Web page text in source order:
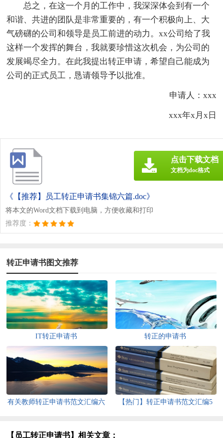
总之，在这一个月的工作中，我深深体会到有一个
和谐、共进的团队是非常重要的，有一个积极向上、大
气磅礴的公司和领导是员工前进的动力。xx公司给了我
这样一个发挥的舞台，我就要珍惜这次机会，为公司的
发展竭尽全力。在此我提出转正申请，希望自己能成为
公司的正式员工，恳请领导予以批准。
申请人：xxx
xxx年x月x日
《【推荐】员工转正申请书集锦六篇.doc》
将本文的Word文档下载到电脑，方便收藏和打印
推荐度：
点击下载文档
文档为doc格式
转正申请书图文推荐
IT转正申请书 转正的申请书
有关教师转正申请书范文汇编六
【热门】转正申请书范文汇编5
【员工转正申请书】相关文章：